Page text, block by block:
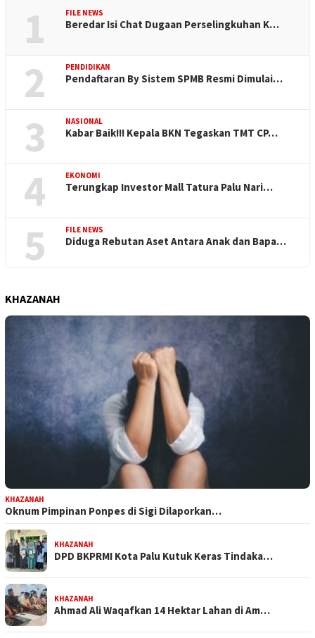
1 FILE NEWS
Beredar Isi Chat Dugaan Perselingkuhan K…
2 PENDIDIKAN
Pendaftaran By Sistem SPMB Resmi Dimulai…
3 NASIONAL
Kabar Baik!!! Kepala BKN Tegaskan TMT CP…
4 EKONOMI
Terungkap Investor Mall Tatura Palu Nari…
5 FILE NEWS
Diduga Rebutan Aset Antara Anak dan Bapa…
KHAZANAH
KHAZANAH
Oknum Pimpinan Ponpes di Sigi Dilaporkan…
KHAZANAH
DPD BKPRMI Kota Palu Kutuk Keras Tindaka…
KHAZANAH
Ahmad Ali Waqafkan 14 Hektar Lahan di Am…